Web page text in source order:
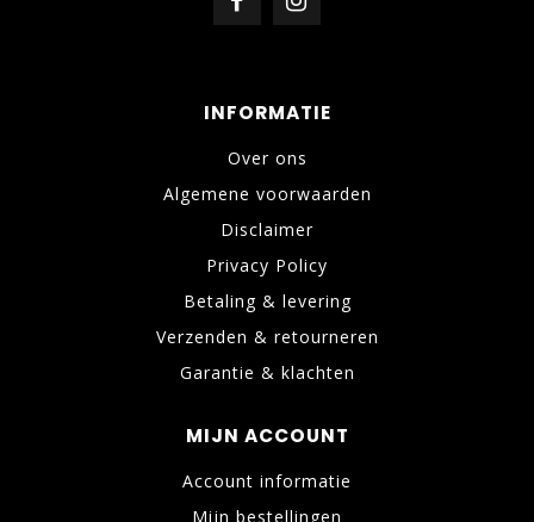
INFORMATIE
Over ons
Algemene voorwaarden
Disclaimer
Privacy Policy
Betaling & levering
Verzenden & retourneren
Garantie & klachten
MIJN ACCOUNT
Account informatie
Mijn bestellingen